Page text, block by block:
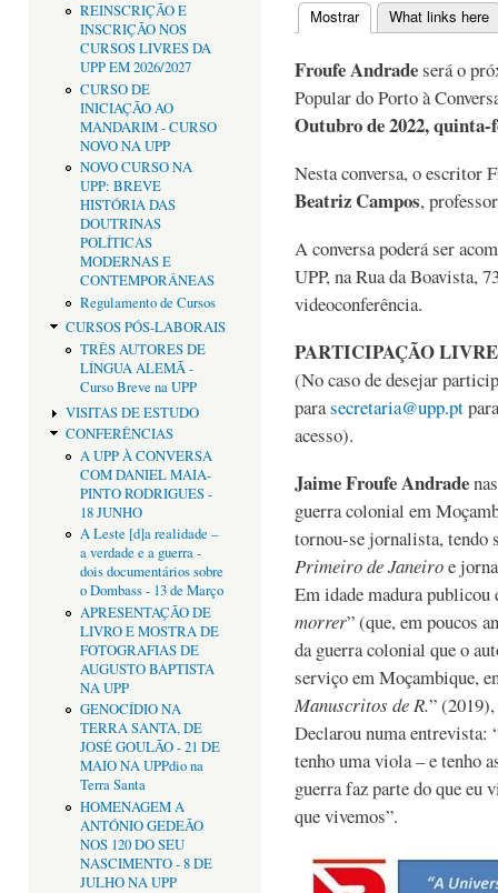
REINSCRIÇÃO E
INSCRIÇÃO NOS
CURSOS LIVRES DA
UPP EM 2026/2027
CURSO DE
INICIAÇÃO AO
MANDARIM - CURSO
NOVO NA UPP
NOVO CURSO NA
UPP: BREVE
HISTÓRIA DAS
DOUTRINAS
POLÍTICAS
MODERNAS E
CONTEMPORÂNEAS
Regulamento de Cursos
CURSOS PÓS-LABORAIS
TRÊS AUTORES DE
LÍNGUA ALEMÃ -
Curso Breve na UPP
VISITAS DE ESTUDO
CONFERÊNCIAS
A UPP À CONVERSA
COM DANIEL MAIA-
PINTO RODRIGUES -
18 JUNHO
A Leste [d]a realidade –
a verdade e a guerra -
dois documentários sobre
o Dombass - 13 de Março
APRESENTAÇÃO DE
LIVRO E MOSTRA DE
FOTOGRAFIAS DE
AUGUSTO BAPTISTA
NA UPP
GENOCÍDIO NA
TERRA SANTA, DE
JOSÉ GOULÃO - 21 DE
MAIO NA UPPdio na
Terra Santa
HOMENAGEM A
ANTÓNIO GEDEÃO
NOS 120 DO SEU
NASCIMENTO - 8 DE
JULHO NA UPP
Separadores
Mostrar(separador ativo)
What links here
Froufe Andradeserá o
Popular do Porto à
Outubro de 2022, quinta-
Nesta conversa, o escritor
Beatriz Campos,
A conversa poderá ser
UPP, na Rua da Boavista,
videoconferência.
PARTICIPAÇÃO LIVRE
(No caso de desejar
parasecretaria@upp.pt
acesso).
Jaime Froufe Andrade
guerra colonial em
tornou-se jornalista, tendo
Primeiro de Janeiroe
Em idade madura
morrer” (que, em poucos
da guerra colonial que o
serviço em Moçambique,
Manuscritos de R.”
Declarou numa entrevista:
tenho uma viola – e tenho
guerra faz parte do que eu
que vivemos”.